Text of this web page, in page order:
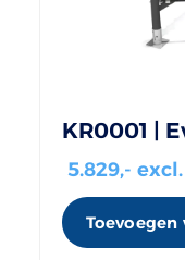
KR0001 |
5.829,-